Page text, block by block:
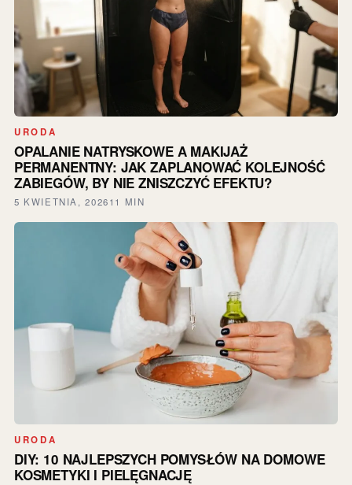
URODA
OPALANIE NATRYSKOWE A MAKIJAŻ
PERMANENTNY: JAK ZAPLANOWAĆ KOLEJNOŚĆ
ZABIEGÓW, BY NIE ZNISZCZYĆ EFEKTU?
5 KWIETNIA, 202611 MIN
URODA
DIY: 10 NAJLEPSZYCH POMYSŁÓW NA DOMOWE
KOSMETYKI I PIELĘGNACJĘ